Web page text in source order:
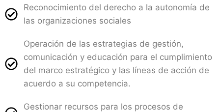
Reconocimiento del derecho a la autonomía de
las organizaciones sociales
Operación de las estrategias de gestión,
comunicación y educación para el cumplimiento
del marco estratégico y las líneas de acción de
acuerdo a su competencia.
Gestionar recursos para los procesos de